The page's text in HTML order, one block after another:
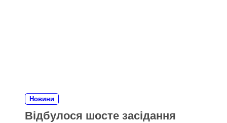
Новини
Відбулося шосте засідання